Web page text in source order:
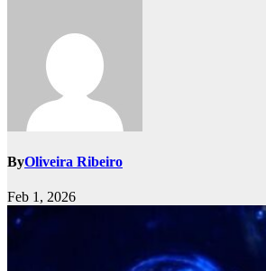
ByOliveira Ribeiro
Feb 1, 2026